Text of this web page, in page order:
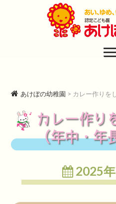
あけぼ
あけぼの幼稚園 > カレー作りを
カレー作り
（年中・年
2025